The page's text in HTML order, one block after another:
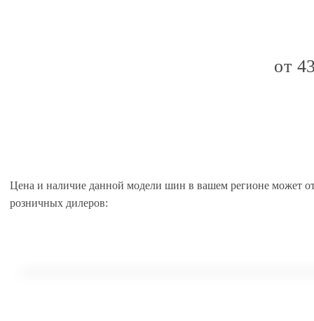
от
Цена и наличие данной модели шин в вашем регионе может
розничных дилеров: